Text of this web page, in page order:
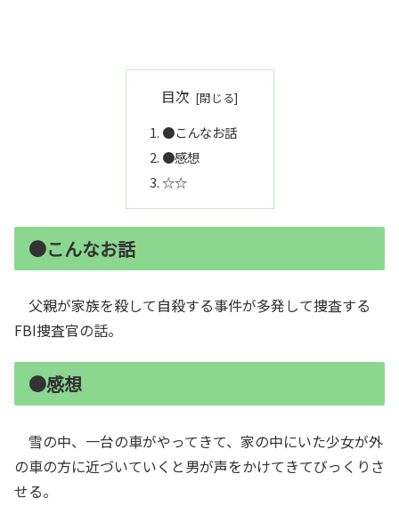
目次
●こんなお話
●感想
☆☆
●こんなお話
父親が家族を殺して自殺する事件が多発して捜査する
FBI捜査官の話。
●感想
雪の中、一台の車がやってきて、家の中にいた少女が外
の車の方に近づいていくと男が声をかけてきてびっくりさ
せる。